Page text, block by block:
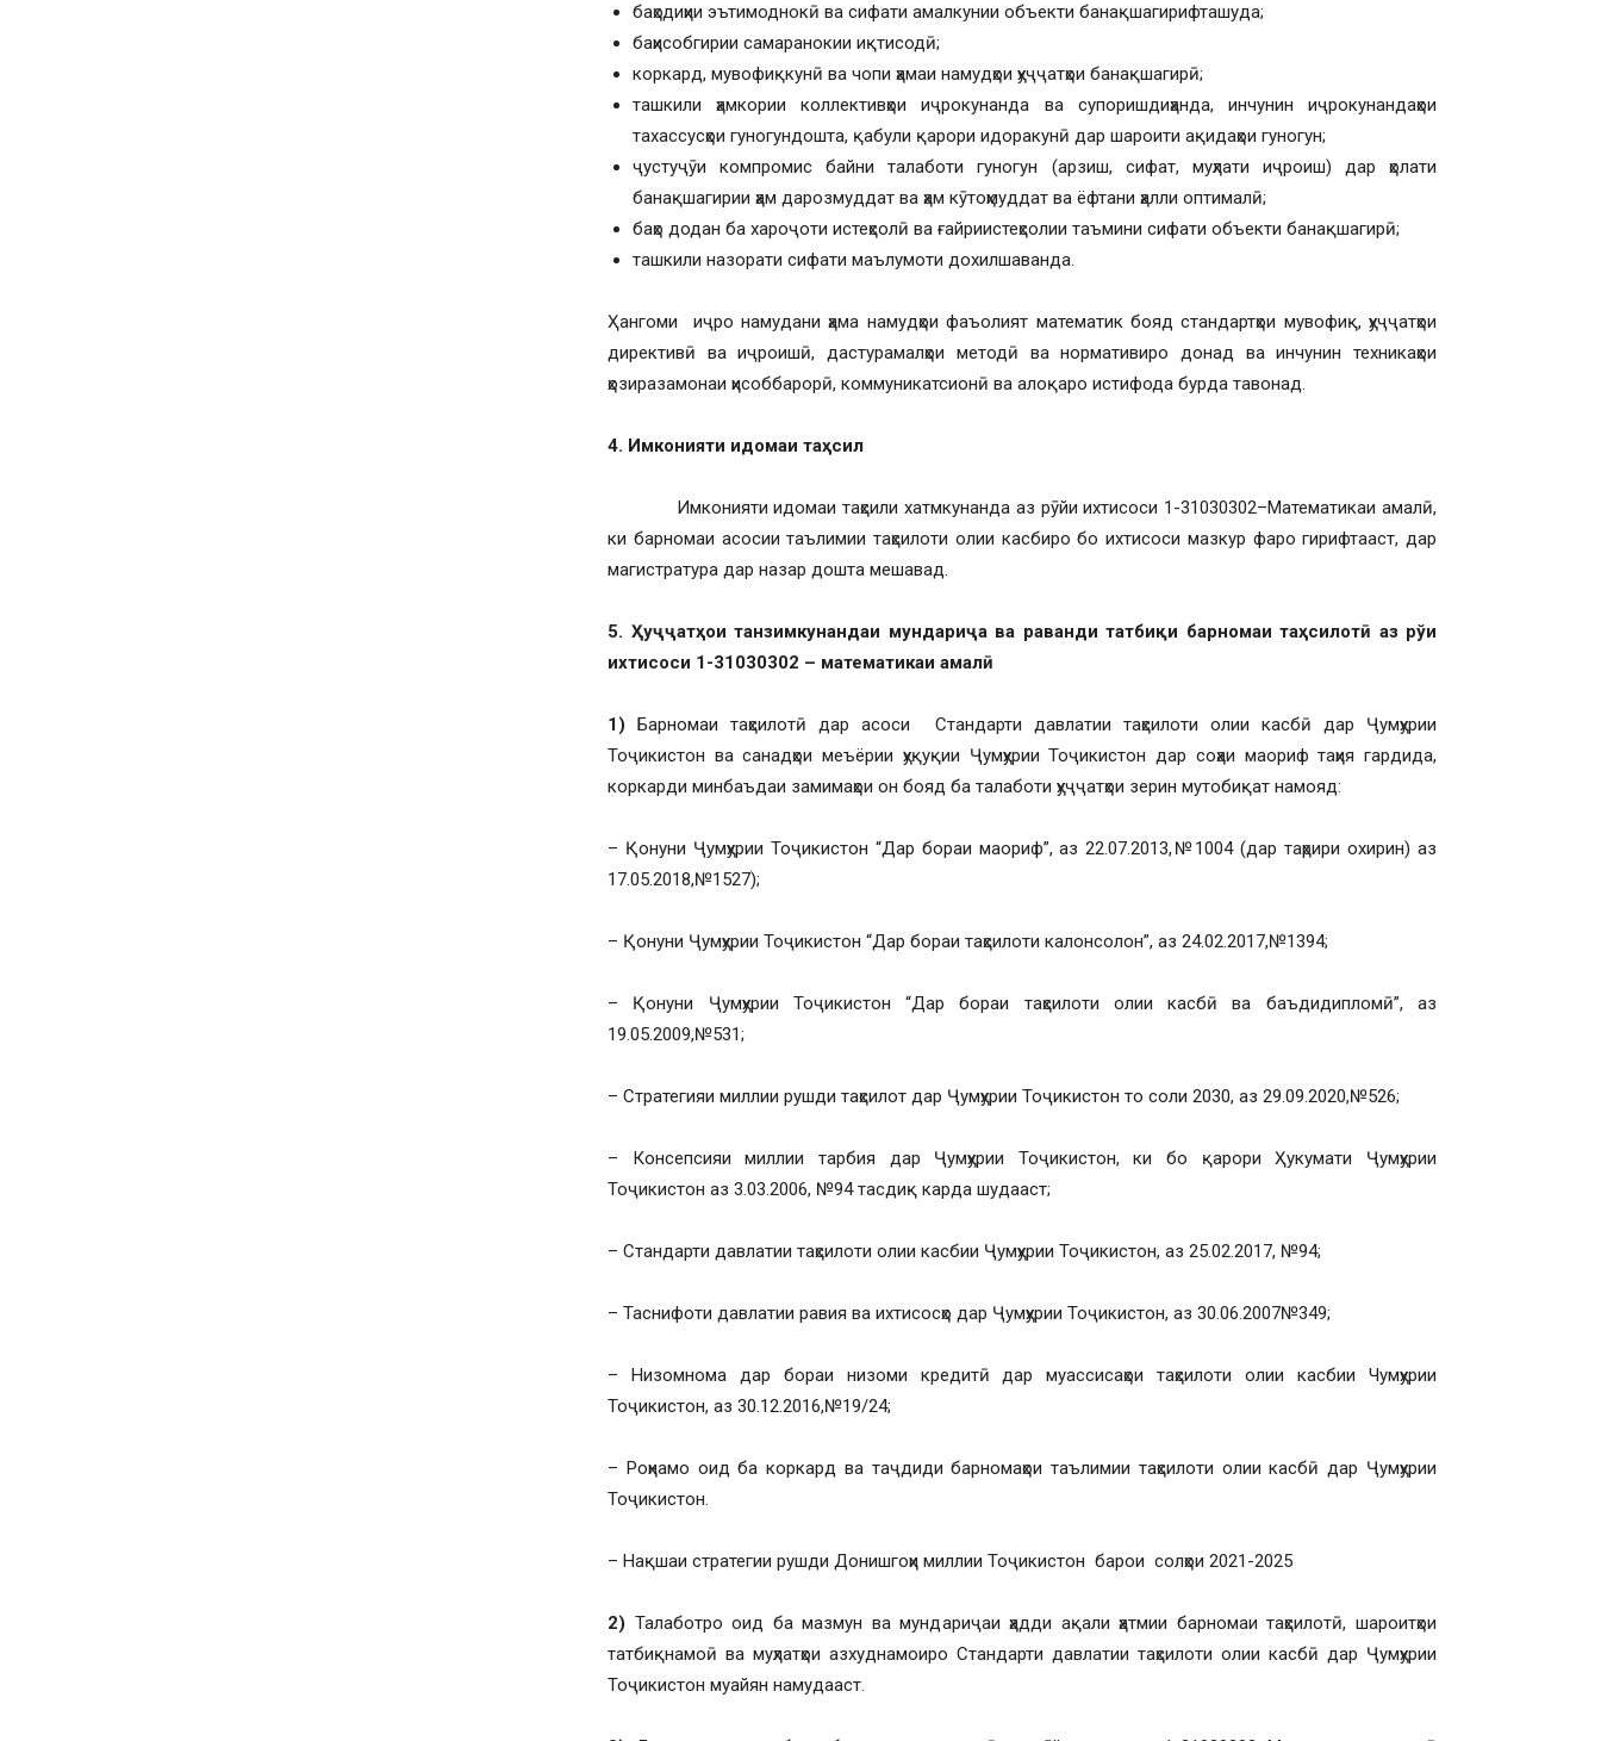
баҳодиҳии эътимоднокӣ ва сифати амалкунии объекти банақшагирифташуда;
баҳисобгирии самаранокии иқтисодӣ;
коркард, мувофиқкунӣ ва чопи ҳамаи намудҳои ҳуҷҷатҳои банақшагирӣ;
ташкили ҳамкории коллективҳои иҷрокунанда ва супоришдиҳанда, инчунин иҷрокунандаҳои
тахассусҳои гуногундошта, қабули қарори идоракунӣ дар шароити ақидаҳои гуногун;
ҷустуҷӯи компромис байни талаботи гуногун (арзиш, сифат, муҳлати иҷроиш) дар ҳолати
банақшагирии ҳам дарозмуддат ва ҳам кӯтоҳмуддат ва ёфтани ҳалли оптималӣ;
баҳо додан ба хароҷоти истеҳсолӣ ва ғайриистеҳсолии таъмини сифати объекти банақшагирӣ;
ташкили назорати сифати маълумоти дохилшаванда.
Ҳангоми иҷро намудани ҳама намудҳои фаъолият математик бояд стандартҳои мувофиқ, ҳуҷҷатҳои
директивӣ ва иҷроишӣ, дастурамалҳои методӣ ва нормативиро донад ва инчунин техникаҳои
ҳозиразамонаи ҳисоббарорӣ, коммуникатсионӣ ва алоқаро истифода бурда тавонад.
4. Имконияти идомаи таҳсил
Имконияти идомаи таҳсили хатмкунанда аз рӯйи ихтисоси 1-31030302–Математикаи амалӣ,
ки барномаи асосии таълимии таҳсилоти олии касбиро бо ихтисоси мазкур фаро гирифтааст, дар
магистратура дар назар дошта мешавад.
5. Ҳуҷҷатҳои танзимкунандаи мундариҷа ва раванди татбиқи барномаи таҳсилотӣ аз рўи
ихтисоси 1-31030302 – математикаи амалӣ
1) Барномаи таҳсилотӣ дар асоси Стандарти давлатии таҳсилоти олии касбӣ дар Ҷумҳурии
Тоҷикистон ва санадҳои меъёрии ҳуқуқии Ҷумҳурии Тоҷикистон дар соҳаи маориф таҳия гардида,
коркарди минбаъдаи замимаҳои он бояд ба талаботи ҳуҷҷатҳои зерин мутобиқат намояд:
– Қонуни Ҷумҳурии Тоҷикистон “Дар бораи маориф”, аз 22.07.2013,№1004 (дар таҳрири охирин) аз
17.05.2018,№1527);
– Қонуни Ҷумҳурии Тоҷикистон “Дар бораи таҳсилоти калонсолон”, аз 24.02.2017,№1394;
– Қонуни Ҷумҳурии Тоҷикистон “Дар бораи таҳсилоти олии касбӣ ва баъдидипломӣ”, аз
19.05.2009,№531;
– Стратегияи миллии рушди таҳсилот дар Ҷумҳурии Тоҷикистон то соли 2030, аз 29.09.2020,№526;
– Консепсияи миллии тарбия дар Ҷумҳурии Тоҷикистон, ки бо қарори Ҳукумати Ҷумҳурии
Тоҷикистон аз 3.03.2006, №94 тасдиқ карда шудааст;
– Стандарти давлатии таҳсилоти олии касбии Ҷумҳурии Тоҷикистон, аз 25.02.2017, №94;
– Таснифоти давлатии равия ва ихтисосҳо дар Ҷумҳурии Тоҷикистон, аз 30.06.2007№349;
– Низомнома дар бораи низоми кредитӣ дар муассисаҳои таҳсилоти олии касбии Чумҳурии
Тоҷикистон, аз 30.12.2016,№19/24;
– Роҳнамо оид ба коркард ва таҷдиди барномаҳои таълимии таҳсилоти олии касбӣ дар Ҷумҳурии
Тоҷикистон.
– Нақшаи стратегии рушди Донишгоҳи миллии Тоҷикистон барои солҳои 2021-2025
2) Талаботро оид ба мазмун ва мундариҷаи ҳадди ақали ҳатмии барномаи таҳсилотӣ, шароитҳои
татбиқнамоӣ ва муҳлатҳои азхуднамоиро Стандарти давлатии таҳсилоти олии касбӣ дар Ҷумҳурии
Тоҷикистон муайян намудааст.